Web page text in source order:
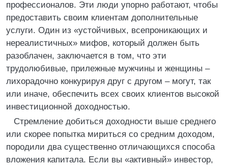
профессионалов. Эти люди упорно работают, чтобы
предоставить своим клиентам дополнительные
услуги. Один из «устойчивых, всепроникающих и
нереалистичных» мифов, который должен быть
разоблачен, заключается в том, что эти
трудолюбивые, прилежные мужчины и женщины –
лихорадочно конкурируя друг с другом – могут, так
или иначе, обеспечить всех своих клиентов высокой
инвестиционной доходностью.
Стремление добиться доходности выше среднего
или скорее попытка мириться со средним доходом,
породили два существенно отличающихся способа
вложения капитала. Если вы «активный» инвестор,